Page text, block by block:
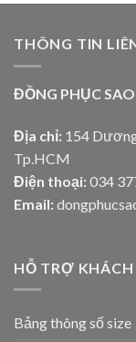
THÔNG TIN
ĐỒNG PHỤC
Địa chỉ: 154 Dương
Tp.HCM
Điện thoại: 034
Email:
HỖ TRỢ
Bảng thông số size